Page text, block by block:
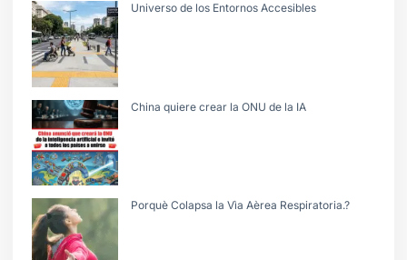
Universo de los Entornos Accesibles
China quiere crear la ONU de la IA
Porquè Colapsa la Vìa Aèrea Respiratoria.?